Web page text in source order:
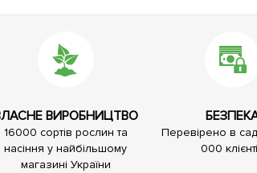
ВИРОБНИЦТВО
16000 сортів рослин та
насіння у найбільшому
магазині України
Перевірено в
000